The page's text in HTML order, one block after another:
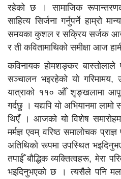
रहेको छ । सामाजिक
साहित्य सिर्जना गर्नुपर्ने हाम्रो
समयका कुशल र सक्रिय सर्जक
र ती कवितामाथिको समीक्षा आज
कविनायक होमशङ्कर
सञ्चालन भइरहेको यो गरिमामय,
यात्राको ११० औँ शृङ्खलामा
गर्दछु । यद्यपि यो अभियानमा
थिएँ । आजको यो विशेष
मर्मज्ञ एवम् वरिष्ठ समालोचक
अतिथिको रूपमा उपस्थित
तपाईँ बौद्धिक व्यक्तित्वहरू, मेरा
भइदिनुभएको छ । त्यसैले पनि